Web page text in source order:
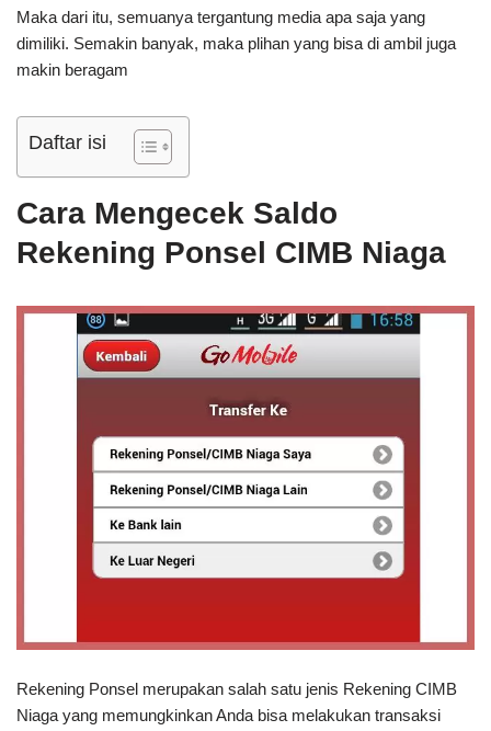
Maka dari itu, semuanya tergantung media apa saja yang
dimiliki. Semakin banyak, maka plihan yang bisa di ambil juga
makin beragam
Daftar isi
Cara Mengecek Saldo
Rekening Ponsel CIMB Niaga
Rekening Ponsel merupakan salah satu jenis Rekening CIMB
Niaga yang memungkinkan Anda bisa melakukan transaksi